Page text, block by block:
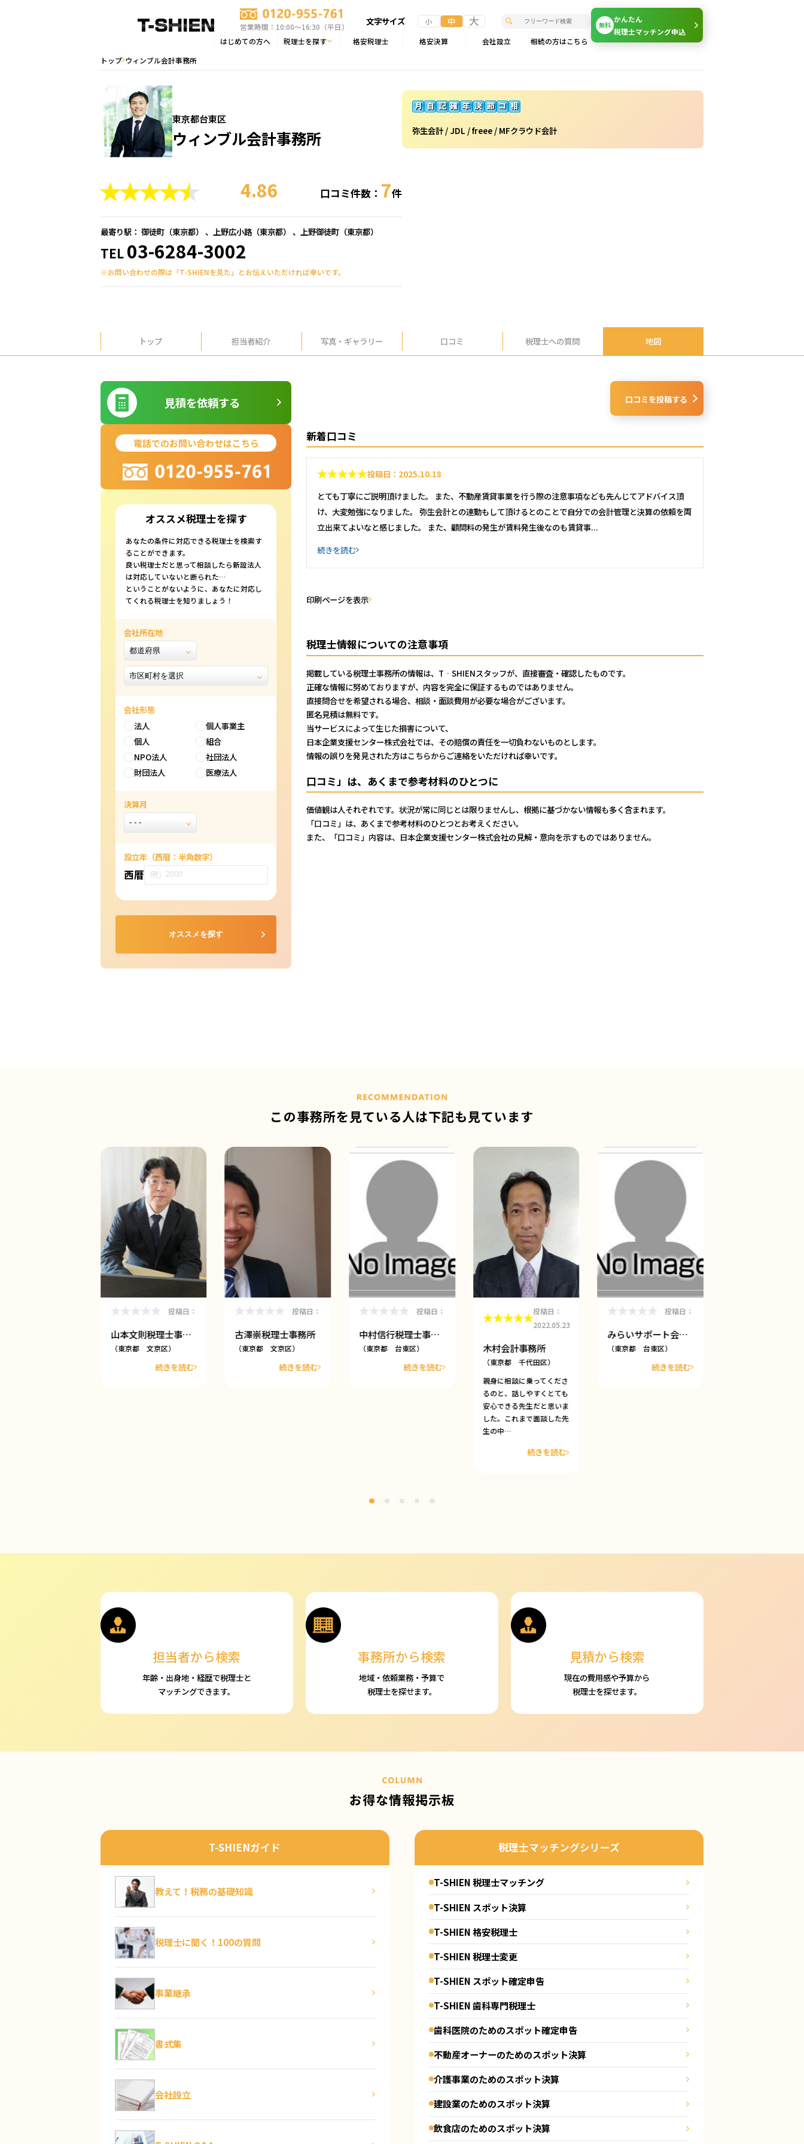
営業時間：10:00〜16:30（平日） 文字サイズ 小 中 大
はじめての方へ 税理士を探す 格安税理士 格安決算 会社設立 相続の方はこちら
無料
かんたん
税理士マッチング申込
トップ ウィンブル会計事務所
東京都台東区
ウィンブル会計事務所
4.86 口コミ件数： 7件
最寄り駅： 御徒町（東京都） 、上野広小路（東京都） 、上野御徒町（東京都）
TEL 03-6284-3002
※お問い合わせの際は「T-SHIENを見た」とお伝えいただければ幸いです。
弥生会計 / JDL / freee / MFクラウド会計
トップ 担当者紹介 写真・ ギャラリー 口コミ 税理士への質問 地図
見積を依頼する
電話でのお問い合わせはこちら
オススメ税理士を探す
あなたの条件に対応できる税理士を検索す
ることができます。
良い税理士だと思って相談したら新設法人
は対応していないと断られた…
ということがないように、あなたに対応し
てくれる税理士を知りましょう！
会社所在地
会社形態
法人
個人事業主
個人
組合
NPO法人
社団法人
財団法人
医療法人
決算月
設立年（西暦：半角数字）
西暦
口コミを投稿する
新着口コミ
投稿日：2025.10.18
とても丁寧にご説明頂けました。 また、不動産賃貸事業を行う際の注意事項なども先んじてアドバイス頂
け、大変勉強になりました。 弥生会計との連動もして頂けるとのことで自分での会計管理と決算の依頼を両
立出来てよいなと感じました。 また、顧問料の発生が賃料発生後なのも賃貸事...
続きを読む
印刷ページを表示
東京都台東区上野6丁目1番11号
税理士情報についての注意事項
掲載している税理士事務所の情報は、T‐SHIENスタッフが、直接審査・確認したものです。
正確な情報に努めておりますが、内容を完全に保証するものではありません。
直接問合せを希望される場合、相談・面談費用が必要な場合がございます。
匿名見積は無料です。
当サービスによって生じた損害について、
日本企業支援センター株式会社では、その賠償の責任を一切負わないものとします。
情報の誤りを発見された方はこちらからご連絡をいただければ幸いです。
口コミ」は、あくまで参考材料のひとつに
価値観は人それぞれです。状況が常に同じとは限りませんし、根拠に基づかない情報も多く含まれます。
「口コミ」は、あくまで参考材料のひとつとお考えください。
また、「口コミ」内容は、日本企業支援センター株式会社の見解・意向を示すものではありません。
この事務所を見ている人は下記も見ています
投稿日：
山本文則税理士事…
（東京都 文京区）
続きを読む
投稿日：
古澤崇税理士事務所
（東京都 文京区）
続きを読む
投稿日：
中村信行税理士事…
（東京都 台東区）
続きを読む
投稿日：
2022.05.23
木村会計事務所
（東京都 千代田区）
親身に相談に乗ってくださ
るのと、話しやすくとても
安心できる先生だと思いま
した。これまで面談した先
生の中…
続きを読む
投稿日：
みらいサポート会…
（東京都 台東区）
続きを読む
担当者から検索
年齢・出身地・経歴で税理士と
マッチングできます。
事務所から検索
地域・依頼業務・予算で
税理士を探せます。
見積から検索
現在の費用感や予算から
税理士を探せます。
お得な情報掲示板
T-SHIENガイド
教えて！税務の基礎知識
税理士に聞く！100の質問
事業継承
書式集
会社設立
税理士マッチングシリーズ
T-SHIEN 税理士マッチング
T-SHIEN スポット決算
T-SHIEN 格安税理士
T-SHIEN 税理士変更
T-SHIEN スポット確定申告
T-SHIEN 歯科専門税理士
歯科医院のためのスポット確定申告
不動産オーナーのためのスポット決算
介護事業のためのスポット決算
建設業のためのスポット決算
飲食店のためのスポット決算